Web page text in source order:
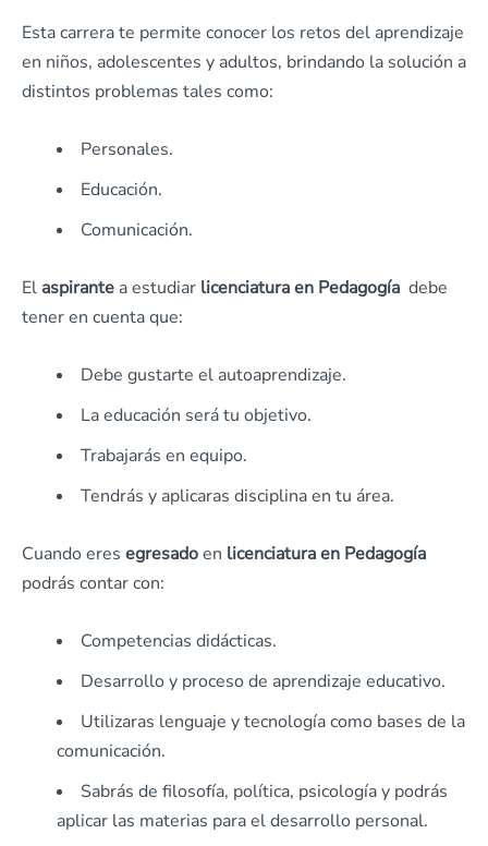
Esta carrera te permite conocer los retos del aprendizaje
en niños, adolescentes y adultos, brindando la solución a
distintos problemas tales como:
Personales.
Educación.
Comunicación.
El aspirante a estudiar licenciatura en Pedagogía debe
tener en cuenta que:
Debe gustarte el autoaprendizaje.
La educación será tu objetivo.
Trabajarás en equipo.
Tendrás y aplicaras disciplina en tu área.
Cuando eres egresadoen licenciatura en Pedagogía
podrás contar con:
Competencias didácticas.
Desarrollo y proceso de aprendizaje educativo.
Utilizaras lenguaje y tecnología como bases de la
comunicación.
Sabrás de filosofía, política, psicología y podrás
aplicar las materias para el desarrollo personal.